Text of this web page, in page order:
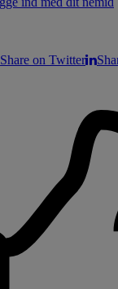
Share on Twitter